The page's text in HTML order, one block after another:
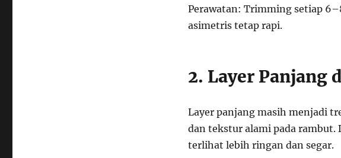
Perawatan: Trimming setiap
asimetris tetap rapi.
2. Layer Panjang
Layer panjang masih menjadi
dan tekstur alami pada
terlihat lebih ringan dan segar.